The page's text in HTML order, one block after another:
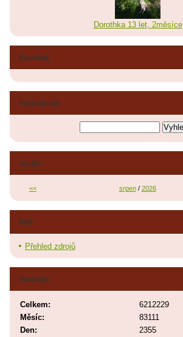
Dorothka 13 let, 2měsíce
Facebook
Vyhledávání
Archiv
<< srpen/ 2026
RSS
Přehled zdrojů
Statistiky
Celkem:
6212229
Měsíc:
83111
Den:
2355